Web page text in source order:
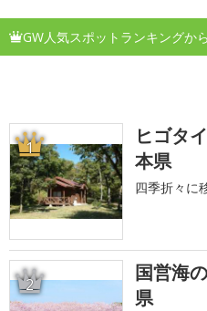
GW人気スポットランキングか
1
ヒゴタ
本県
四季折々に
2
国営海
県